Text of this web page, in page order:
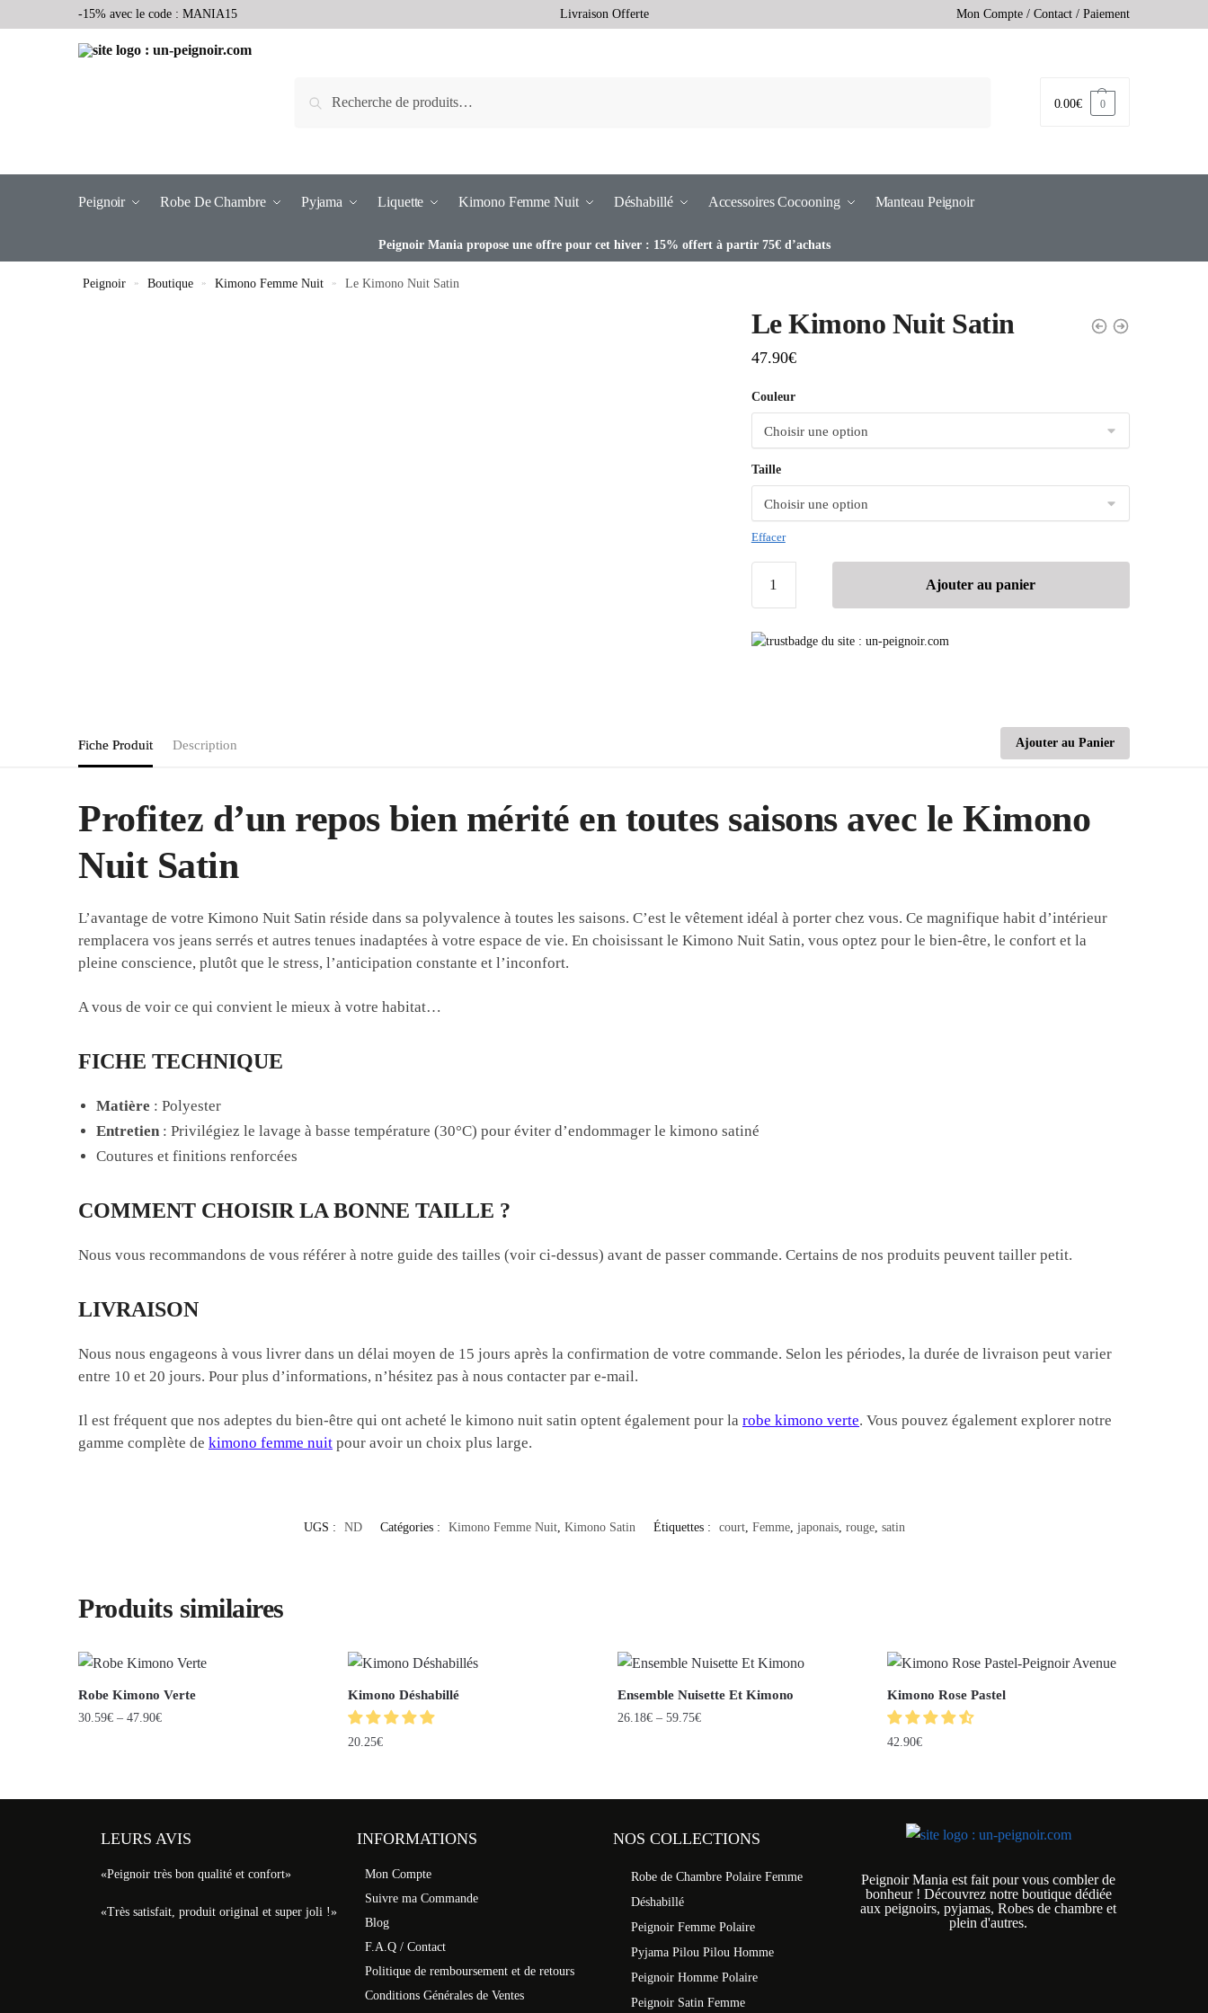
-15% avec le code : MANIA15 Livraison Offerte Mon Compte / Contact / Paiement
Recherche 0.00€ 0
Peignoir Robe De Chambre Pyjama Liquette Kimono Femme Nuit Déshabillé Accessoires Cocooning Manteau Peignoir
Peignoir Mania propose une offre pour cet hiver : 15% offert à partir 75€ d’achats
Peignoir » Boutique » Kimono Femme Nuit » Le Kimono Nuit Satin
Le Kimono Nuit Satin
47.90€
Couleur
Taille
Effacer
Ajouter au panier
Fiche Produit Description Ajouter au Panier
Profitez d’un repos bien mérité en toutes saisons avec le Kimono
Nuit Satin
L’avantage de votre Kimono Nuit Satin réside dans sa polyvalence à toutes les saisons. C’est le vêtement idéal à porter chez vous. Ce magnifique habit d’intérieur
remplacera vos jeans serrés et autres tenues inadaptées à votre espace de vie. En choisissant le Kimono Nuit Satin, vous optez pour le bien-être, le confort et la
pleine conscience, plutôt que le stress, l’anticipation constante et l’inconfort.
A vous de voir ce qui convient le mieux à votre habitat…
FICHE TECHNIQUE
Matière : Polyester
Entretien : Privilégiez le lavage à basse température (30°C) pour éviter d’endommager le kimono satiné
Coutures et finitions renforcées
COMMENT CHOISIR LA BONNE TAILLE ?
Nous vous recommandons de vous référer à notre guide des tailles (voir ci-dessus) avant de passer commande. Certains de nos produits peuvent tailler petit.
LIVRAISON
Nous nous engageons à vous livrer dans un délai moyen de 15 jours après la confirmation de votre commande. Selon les périodes, la durée de livraison peut varier
entre 10 et 20 jours. Pour plus d’informations, n’hésitez pas à nous contacter par e-mail.
Il est fréquent que nos adeptes du bien-être qui ont acheté le kimono nuit satin optent également pour larobe kimono verte. Vous pouvez également explorer notre
gamme complète dekimono femme nuit pour avoir un choix plus large.
UGS : ND Catégories : Kimono Femme Nuit, Kimono Satin Étiquettes : court, Femme, japonais, rouge, satin
Produits similaires
Robe Kimono Verte
30.59€ –47.90€
Kimono Déshabillé
20.25€
Ensemble Nuisette Et Kimono
26.18€– 59.75€
Kimono Rose Pastel
42.90€
LEURS AVIS
«Peignoir très bon qualité et confort»
«Très satisfait, produit original et super joli !»
INFORMATIONS
Mon Compte
Suivre ma Commande
Blog
F.A.Q / Contact
Politique de remboursement et de retours
Conditions Générales de Ventes
NOS COLLECTIONS
Robe de Chambre Polaire Femme
Déshabillé
Peignoir Femme Polaire
Pyjama Pilou Pilou Homme
Peignoir Homme Polaire
Peignoir Satin Femme
Peignoir Mania est fait pour vous combler de
bonheur ! Découvrez notre boutique dédiée
aux peignoirs, pyjamas, Robes de chambre et
plein d'autres.